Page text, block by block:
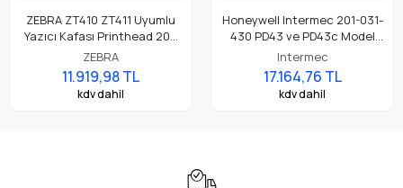
ZEBRA ZT410 ZT411 Uyumlu
Yazıcı Kafası Printhead 203
Dpi Parça No: P1058930-009
ZEBRA
11.919,98 TL
kdv dahil
Honeywell Intermec 201-031-
430 PD43 ve PD43c Model
Barkod Etiket Yazıcı 203 Dpi
Termal Baskı Kafası
Intermec
17.164,76 TL
kdv dahil